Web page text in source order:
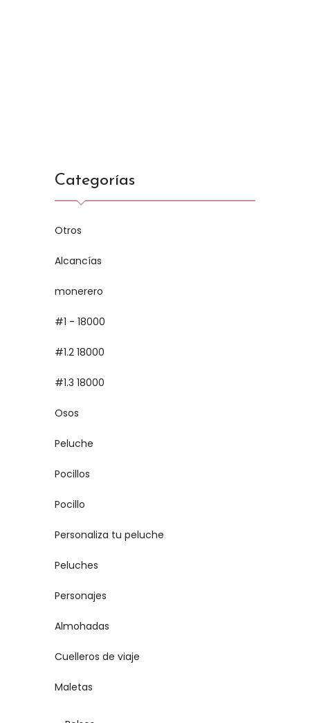
Categorías
Otros
Alcancías
monerero
#1 - 18000
#1.2 18000
#1.3 18000
Osos
Peluche
Pocillos
Pocillo
Personaliza tu peluche
Peluches
Personajes
Almohadas
Cuelleros de viaje
Maletas